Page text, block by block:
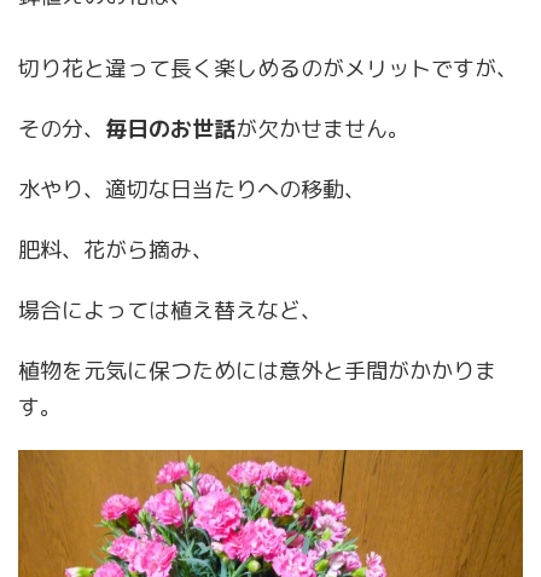
切り花と違って長く楽しめるのがメリットですが、
その分、 毎日のお世話が欠かせません。
水やり、適切な日当たりへの移動、
肥料、花がら摘み、
場合によっては植え替えなど、
植物を元気に保つためには意外と手間がかかりま
す。